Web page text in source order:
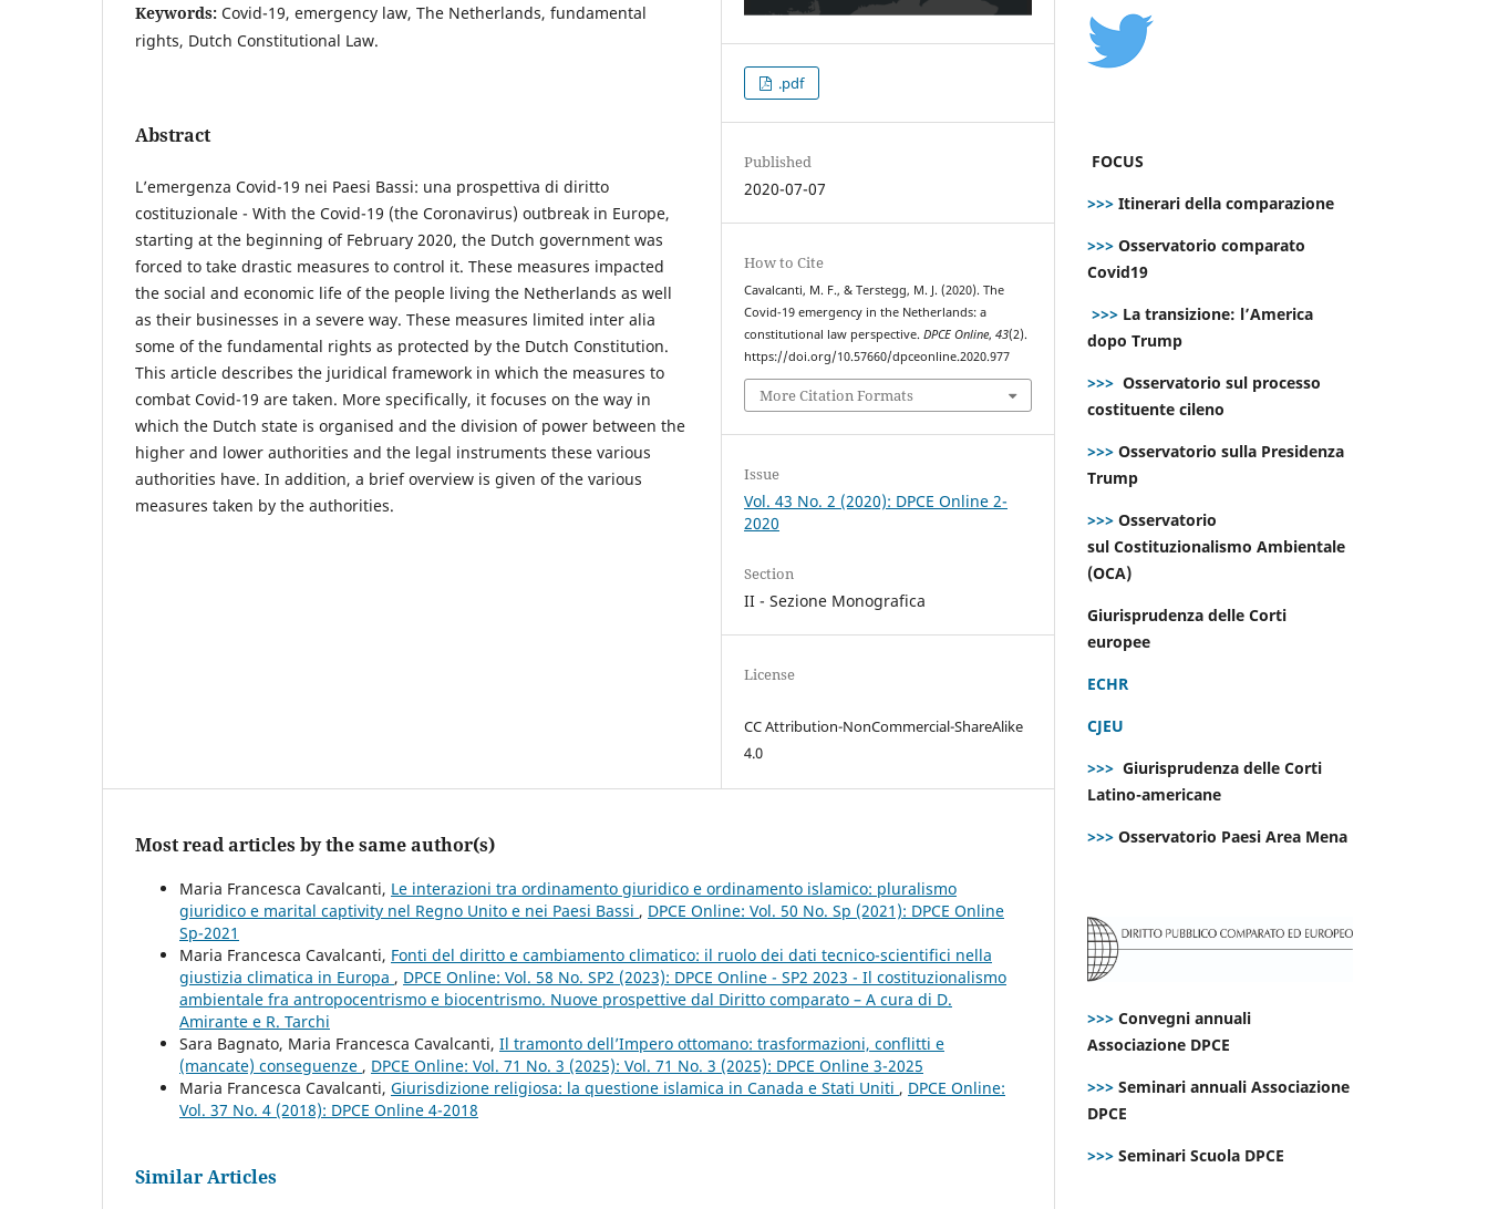
Keywords: Covid-19, emergency law, The Netherlands, fundamental
rights, Dutch Constitutional Law.
Abstract
L’emergenza Covid-19 nei Paesi Bassi: una prospettiva di diritto
costituzionale - With the Covid-19 (the Coronavirus) outbreak in Europe,
starting at the beginning of February 2020, the Dutch government was
forced to take drastic measures to control it. These measures impacted
the social and economic life of the people living the Netherlands as well
as their businesses in a severe way. These measures limited inter alia
some of the fundamental rights as protected by the Dutch Constitution.
This article describes the juridical framework in which the measures to
combat Covid-19 are taken. More specifically, it focuses on the way in
which the Dutch state is organised and the division of power between the
higher and lower authorities and the legal instruments these various
authorities have. In addition, a brief overview is given of the various
measures taken by the authorities.
.pdf
Published
2020-07-07
How to Cite
Cavalcanti, M. F., & Terstegg, M. J. (2020). The
Covid-19 emergency in the Netherlands: a
constitutional law perspective.DPCE Online,43(2).
https://doi.org/10.57660/dpceonline.2020.977
More Citation Formats
Issue
Vol. 43 No. 2 (2020): DPCE Online 2-
2020
Section
II - Sezione Monografica
License
CC Attribution-NonCommercial-ShareAlike
4.0
Most read articles by the same author(s)
Maria Francesca Cavalcanti, Le interazioni tra ordinamento giuridico e ordinamento islamico: pluralismo
giuridico e marital captivity nel Regno Unito e nei Paesi Bassi , DPCE Online: Vol. 50 No. Sp (2021): DPCE Online
Sp-2021
Maria Francesca Cavalcanti, Fonti del diritto e cambiamento climatico: il ruolo dei dati tecnico-scientifici nella
giustizia climatica in Europa , DPCE Online: Vol. 58 No. SP2 (2023): DPCE Online - SP2 2023 - Il costituzionalismo
ambientale fra antropocentrismo e biocentrismo. Nuove prospettive dal Diritto comparato – A cura di D.
Amirante e R. Tarchi
Sara Bagnato, Maria Francesca Cavalcanti, Il tramonto dell’Impero ottomano: trasformazioni, conflitti e
(mancate) conseguenze , DPCE Online: Vol. 71 No. 3 (2025): Vol. 71 No. 3 (2025): DPCE Online 3-2025
Maria Francesca Cavalcanti, Giurisdizione religiosa: la questione islamica in Canada e Stati Uniti , DPCE Online:
Vol. 37 No. 4 (2018): DPCE Online 4-2018
Similar Articles
FOCUS
>>> Itinerari della comparazione
>>> Osservatorio comparato
Covid19
>>> La transizione: l’America
dopo Trump
>>> Osservatorio sul processo
costituente cileno
>>> Osservatorio sulla Presidenza
Trump
>>> Osservatorio
sul Costituzionalismo Ambientale
(OCA)
Giurisprudenza delle Corti
europee
ECHR
CJEU
>>> Giurisprudenza delle Corti
Latino-americane
>>> Osservatorio Paesi Area Mena
>>> Convegni annuali
Associazione DPCE
>>> Seminari annuali Associazione
DPCE
>>> Seminari Scuola DPCE